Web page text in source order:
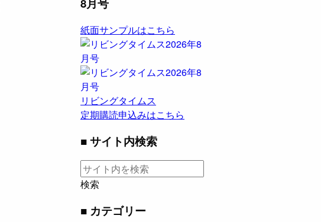
8月号
紙面サンプルはこちら
リビングタイムス
定期購読申込みはこちら
■ サイト内検索
検索
■ カテゴリー